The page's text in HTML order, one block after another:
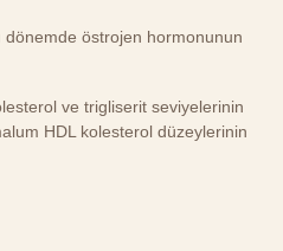
dönemde östrojen hormonunun
ve trigliserit seviyelerinin
HDL kolesterol düzeylerinin